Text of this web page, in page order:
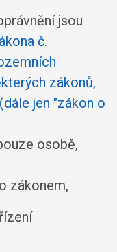
jsou
č.
zákonů,
jen "zákon o
osobě,
zákonem,